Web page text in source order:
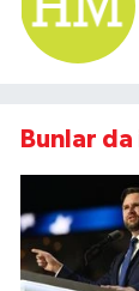
Bunlar